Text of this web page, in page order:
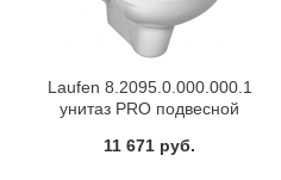
Laufen 8.2095.0.000.000.1
унитаз PRO подвесной
11 671 руб.